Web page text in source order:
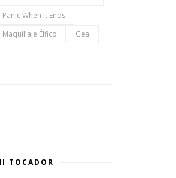
I Panic When It Ends
Maquillaje Élfico Gea
TOCADOR